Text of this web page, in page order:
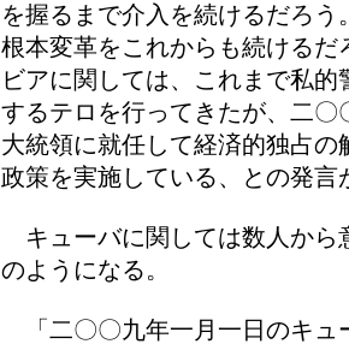
を握るまで介入を続けるだろ
根本変革をこれからも続ける
ビアに関しては、これまで私
するテロを行ってきたが、二
大統領に就任して経済的独占
政策を実施している、との発言
キューバに関しては数人から
のようになる。
「二〇〇九年一月一日のキュ